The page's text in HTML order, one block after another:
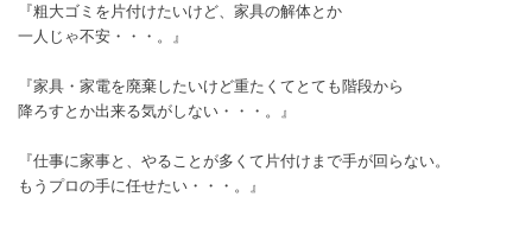
『粗大ゴミを片付けたいけど、家具の解体とか
一人じゃ不安・・・。』
『家具・家電を廃棄したいけど重たくてとても階段から
降ろすとか出来る気がしない・・・。』
『仕事に家事と、やることが多くて片付けまで手が回らない。
もうプロの手に任せたい・・・。』